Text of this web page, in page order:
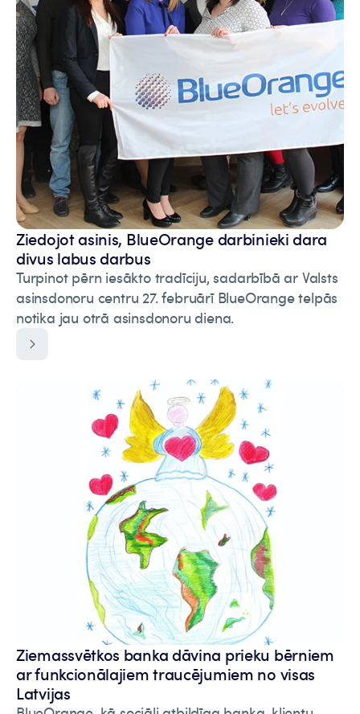
Ziedojot asinis, BlueOrange darbinieki dara
divus labus darbus
Turpinot pērn iesākto tradīciju, sadarbībā ar Valsts
asinsdonoru centru 27. februārī BlueOrange telpās
notika jau otrā asinsdonoru diena.
Ziemassvētkos banka dāvina prieku bērniem
ar funkcionālajiem traucējumiem no visas
Latvijas